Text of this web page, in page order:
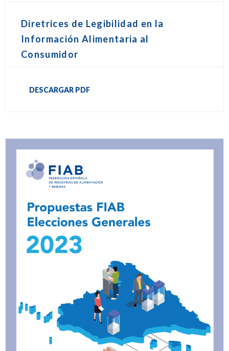
Diretrices de Legibilidad en la
Información Alimentaria al
Consumidor
DESCARGAR PDF